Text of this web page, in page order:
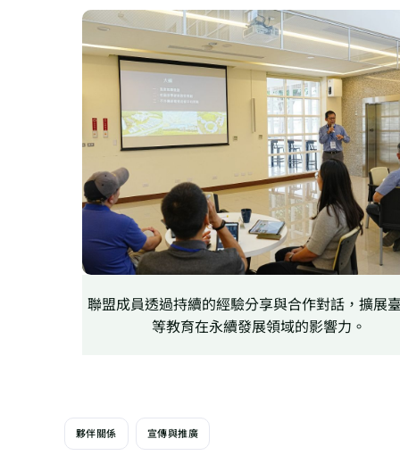
聯盟成員透過持續的經驗分享與合作對話，擴展
等教育在永續發展領域的影響力。
夥伴關係 宣傳與推廣